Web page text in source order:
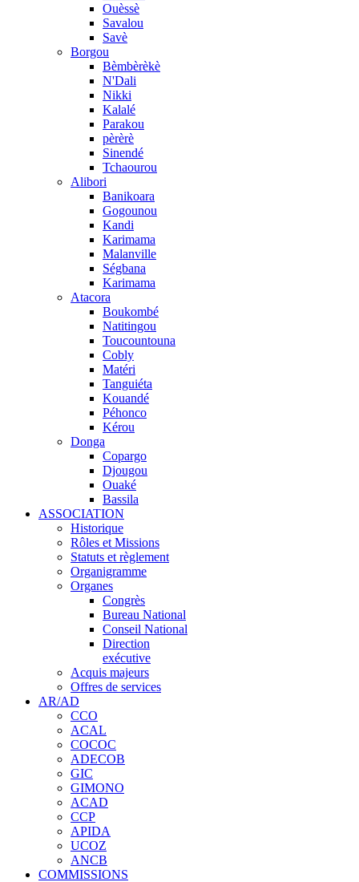
Ouèssè
Savalou
Savè
Borgou
Bèmbèrèkè
N'Dali
Nikki
Kalalé
Parakou
pèrèrè
Sinendé
Tchaourou
Alibori
Banikoara
Gogounou
Kandi
Karimama
Malanville
Ségbana
Karimama
Atacora
Boukombé
Natitingou
Toucountouna
Cobly
Matéri
Tanguiéta
Kouandé
Péhonco
Kérou
Donga
Copargo
Djougou
Ouaké
Bassila
ASSOCIATION
Historique
Rôles et Missions
Statuts et règlement
Organigramme
Organes
Congrès
Bureau National
Conseil National
Direction
exécutive
Acquis majeurs
Offres de services
AR/AD
CCO
ACAL
COCOC
ADECOB
GIC
GIMONO
ACAD
CCP
APIDA
UCOZ
ANCB
COMMISSIONS